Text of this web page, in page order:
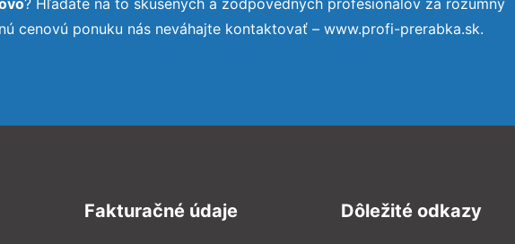
cenovú ponuku nás neváhajte kontaktovať – www.profi-prerabka.sk.
Fakturačné údaje Dôležité odkazy